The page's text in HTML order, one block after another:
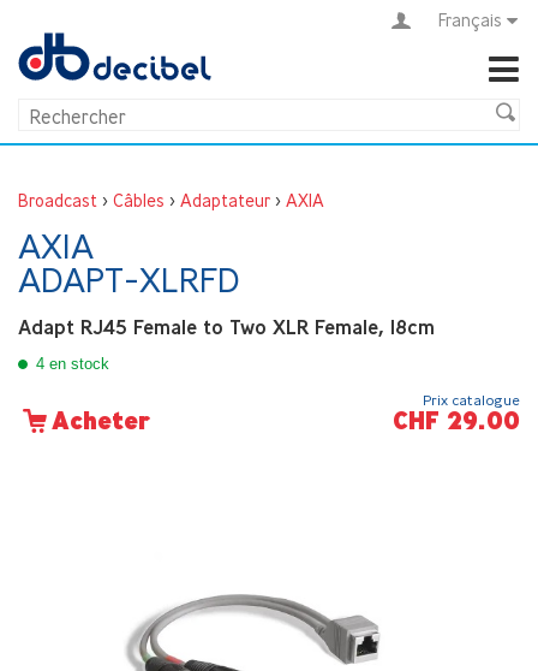
Français
Broadcast > Câbles > Adaptateur > AXIA
AXIA
ADAPT-XLRFD
Adapt RJ45 Female to Two XLR Female, 18cm
4 en stock
Acheter
Prix catalogue
CHF 29.00